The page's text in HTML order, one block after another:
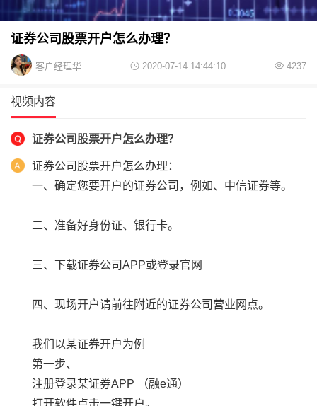
证券公司股票开户怎么办理？
客户经理华 2020-07-14 14:44:10 4237
视频内容
证券公司股票开户怎么办理？
证券公司股票开户怎么办理：
一、确定您要开户的证券公司，例如、中信证券等。
二、准备好身份证、银行卡。
三、下载证券公司APP或登录官网
四、现场开户请前往附近的证券公司营业网点。
我们以某证券开户为例
第一步、
注册登录某证券APP （融e通）
打开软件点击一键开户。